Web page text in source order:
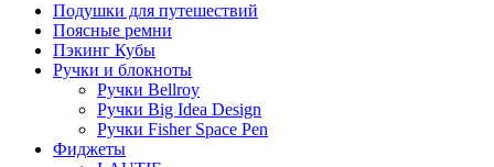
Подушки для путешествий
Поясные ремни
Пэкинг Кубы
Ручки и блокноты
Ручки Bellroy
Ручки Big Idea Design
Ручки Fisher Space Pen
Фиджеты